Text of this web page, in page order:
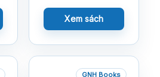
Xem sách
GNH Books